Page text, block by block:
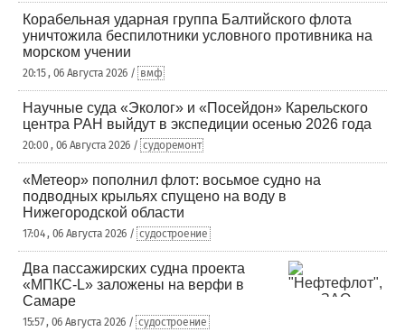
Корабельная ударная группа Балтийского флота
уничтожила беспилотники условного противника на
морском учении
20:15 , 06 Августа 2026 / вмф
Научные суда «Эколог» и «Посейдон» Карельского
центра РАН выйдут в экспедиции осенью 2026 года
20:00 , 06 Августа 2026 / судоремонт
«Метеор» пополнил флот: восьмое судно на
подводных крыльях спущено на воду в
Нижегородской области
17:04 , 06 Августа 2026 / судостроение
Два пассажирских судна проекта
«МПКС-L» заложены на верфи в
Самаре
15:57 , 06 Августа 2026 / судостроение